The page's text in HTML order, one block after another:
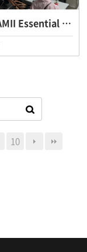
제89기 AMII Essential Course
10